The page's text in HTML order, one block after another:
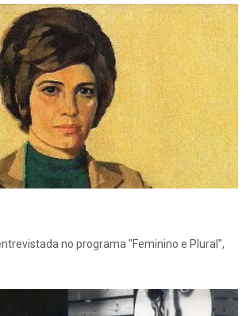
no programa "Feminino e Plural",